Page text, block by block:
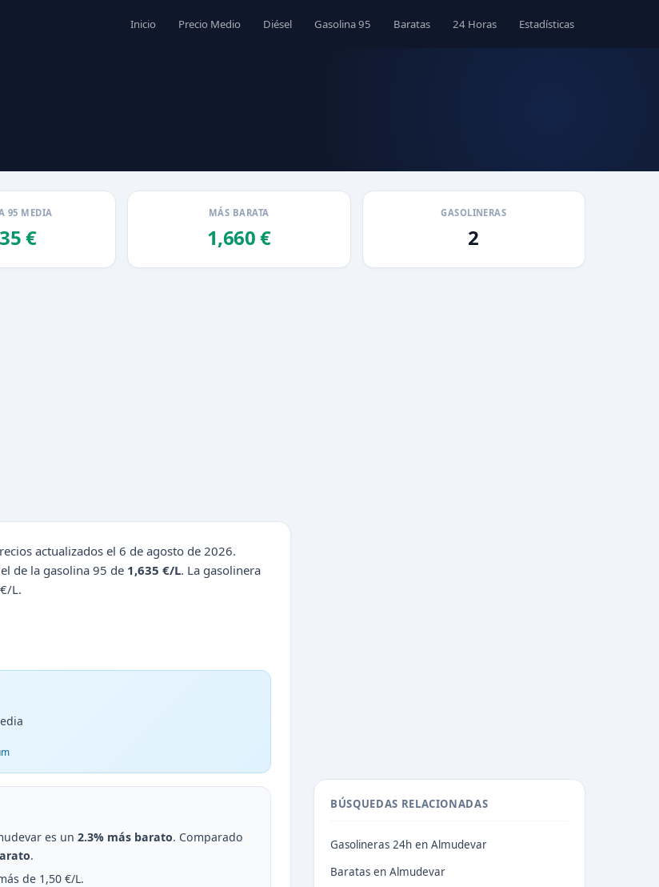
Inicio Precio Medio Diésel Gasolina 95 Baratas 24 Horas Estadísticas
95 MEDIA
€
MÁS BARATA
1,660 €
GASOLINERAS
2
actualizados el 6 de agosto de 2026.
de la gasolina 95 de 1,635 €/L. La gasolinera
L.
es un 2.3% más barato. Comparado
.
de 1,50 €/L.
BÚSQUEDAS RELACIONADAS
Gasolineras 24h en Almudevar
Baratas en Almudevar